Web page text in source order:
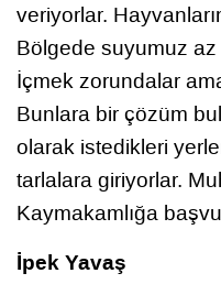
veriyorlar.
Bölgede suyumuz
İçmek zorundalar
Bunlara bir çözüm
olarak istedikleri
tarlalara giriyorlar.
Kaymakamlığa
İpek Yavaş